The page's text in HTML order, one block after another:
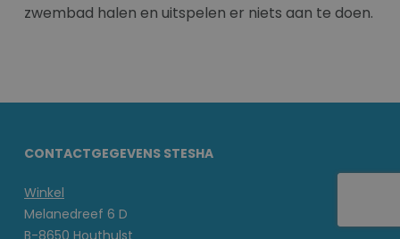
zwembad halen en uitspelen er niets aan te doen.
CONTACTGEGEVENS STESHA
Winkel
Melanedreef 6 D